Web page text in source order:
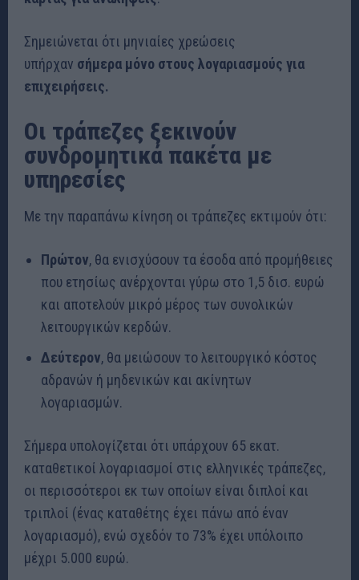
Σημειώνεται ότι μηνιαίες χρεώσεις
υπήρχαν σήμερα μόνο στους λογαριασμούς για
επιχειρήσεις.
Οι τράπεζες ξεκινούν
συνδρομητικά πακέτα με
υπηρεσίες
Με την παραπάνω κίνηση οι τράπεζες εκτιμούν ότι:
Πρώτον, θα ενισχύσουν τα έσοδα από προμήθειες
που ετησίως ανέρχονται γύρω στο 1,5 δισ. ευρώ
και αποτελούν μικρό μέρος των συνολικών
λειτουργικών κερδών.
Δεύτερον, θα μειώσουν το λειτουργικό κόστος
αδρανών ή μηδενικών και ακίνητων
λογαριασμών.
Σήμερα υπολογίζεται ότι υπάρχουν 65 εκατ.
καταθετικοί λογαριασμοί στις ελληνικές τράπεζες,
οι περισσότεροι εκ των οποίων είναι διπλοί και
τριπλοί (ένας καταθέτης έχει πάνω από έναν
λογαριασμό), ενώ σχεδόν το 73% έχει υπόλοιπο
μέχρι 5.000 ευρώ.